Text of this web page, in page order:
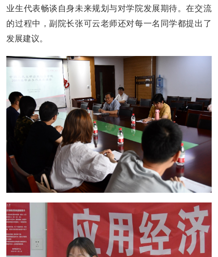
业生代表畅谈自身未来规划与对学院发展期待。在交流
的过程中，副院长张可云老师还对每一名同学都提出了
发展建议。